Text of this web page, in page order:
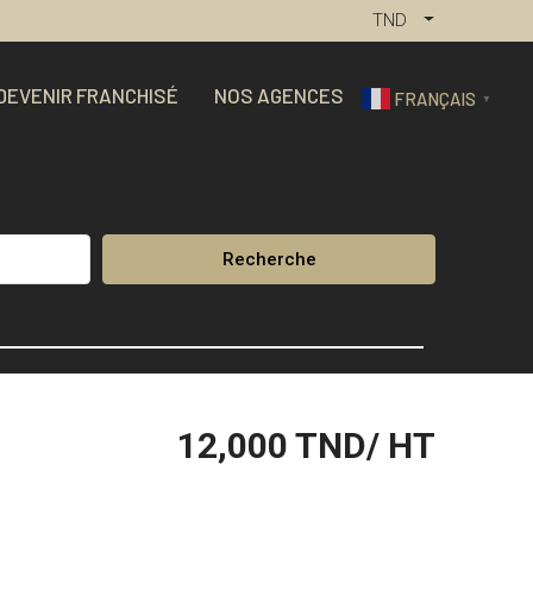
TND
FRANCHISÉ NOS AGENCES FRANÇAIS ▼
Recherche
12,000 TND/ HT